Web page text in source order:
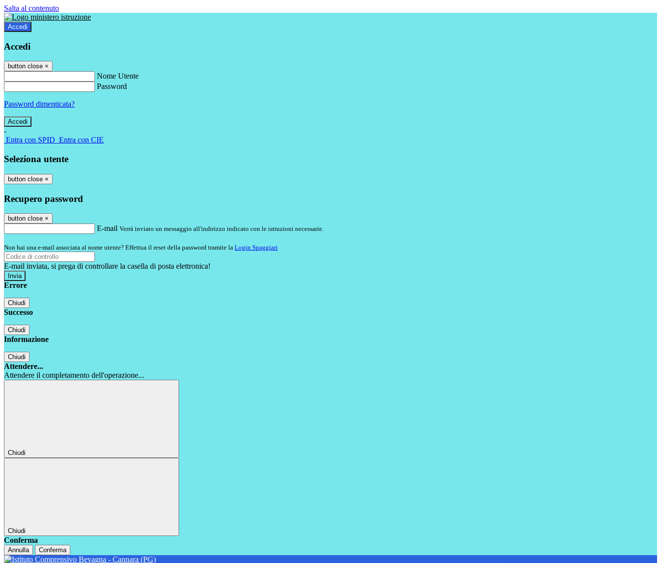
Salta al contenuto
Accedi
Accedi
button close ×
Nome Utente
Password
Password dimenticata?
-
Entra con SPID Entra con CIE
Seleziona utente
button close ×
Recupero password
button close ×
E-mail Verrà inviato un messaggio all'indirizzo indicato con le istruzioni necessarie.
Non hai una e-mail associata al nome utente? Effettua il reset della password tramite la Login Spaggiari
E-mail inviata, si prega di controllare la casella di posta elettronica!
Errore
Chiudi
Successo
Chiudi
Informazione
Chiudi
Attendere...
Attendere il completamento dell'operazione...
Chiudi
Chiudi
Conferma
Annulla Conferma